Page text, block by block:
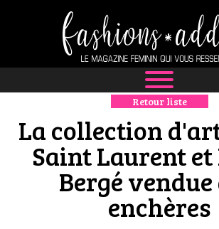
NEWS
MODE
LUXE
DÉFILÉS
Retour liste
La collection
Saint Laurent
Bergé
enchères